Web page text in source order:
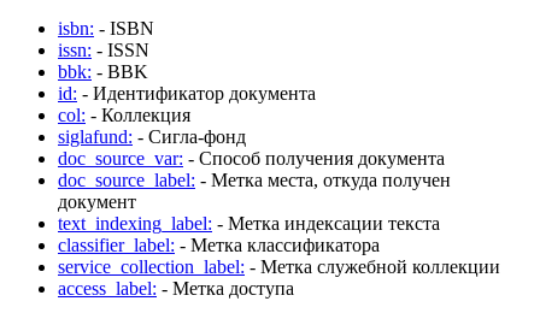
isbn: - ISBN
issn: - ISSN
bbk: - BBK
id: - Идентификатор документа
col: - Коллекция
siglafund: - Сигла-фонд
doc_source_var: - Способ получения документа
doc_source_label: - Метка места, откуда получен
документ
text_indexing_label: - Метка индексации текста
classifier_label: - Метка классификатора
service_collection_label: - Метка служебной коллекции
access_label: - Метка доступа